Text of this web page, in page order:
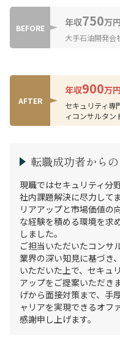
BEFORE 年収750万円
大手石油開発会
AFTER
年収900万円
セキュリティ専
ィコンサルタン
転職成功者から
現職ではセキュリティ分
社内課題解決に尽力して
リアアップと市場価値の
な経験を積める環境を求
しました。
ご担当いただいたコンサ
業界の深い知見に基づき
いただいた上で、セキュ
アップをご提案いただき
げから面接対策まで、手
ャリアを実現できるオフ
感謝申し上げます。